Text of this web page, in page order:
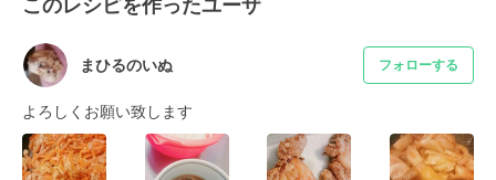
まひるのいぬ フォローする
よろしくお願い致します